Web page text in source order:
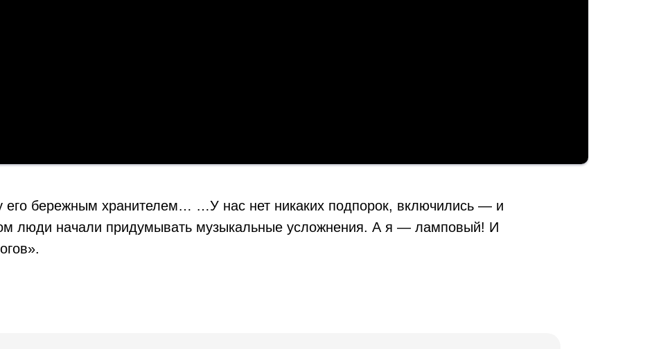
его бережным хранителем… …У нас нет никаких подпорок, включились — и
люди начали придумывать музыкальные усложнения. А я — ламповый! И